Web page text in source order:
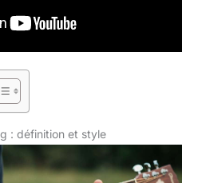
: définition et style